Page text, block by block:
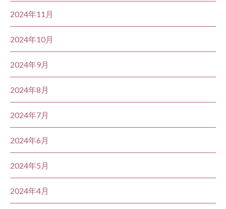
2024年11月
2024年10月
2024年9月
2024年8月
2024年7月
2024年6月
2024年5月
2024年4月